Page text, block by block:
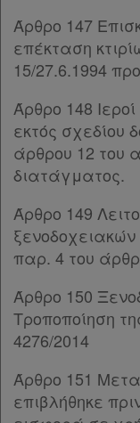
Άρθρο 147
επέκταση
15/27.6.1994
Άρθρο 148
εκτός σχεδίου
άρθρου 12 του
διατάγματος.
Άρθρο 149
παρ. 4 του
Άρθρο 150
Τροποποίηση
4276/2014
Άρθρο 151
επιβλήθηκε